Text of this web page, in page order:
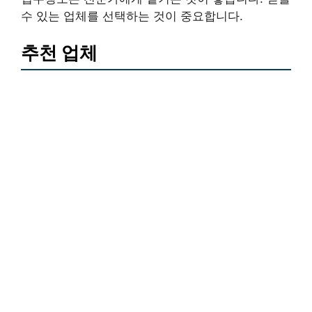
수 있는 업체를 선택하는 것이 중요합니다.
추천 업체